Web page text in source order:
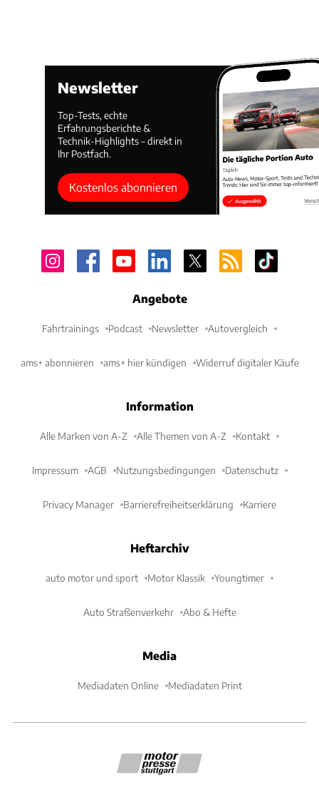
Newsletter
Top-Tests, echte
Erfahrungsberichte &
Technik-Highlights – direkt in
Ihr Postfach.
Kostenlos abonnieren
Angebote
Fahrtrainings Podcast Newsletter Autovergleich
ams+ abonnieren ams+ hier kündigen Widerruf digitaler Käufe
Information
Alle Marken von A-Z Alle Themen von A-Z Kontakt
Impressum AGB Nutzungsbedingungen Datenschutz
Privacy Manager Barrierefreiheitserklärung Karriere
Heftarchiv
auto motor und sport Motor Klassik Youngtimer
Auto Straßenverkehr Abo & Hefte
Media
Mediadaten Online Mediadaten Print